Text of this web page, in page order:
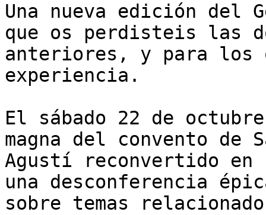
Una nueva edición del
que os perdisteis las
anteriores, y para los
experiencia.
El sábado 22 de
magna del convento de
Agustí reconvertido
una desconferencia
sobre temas